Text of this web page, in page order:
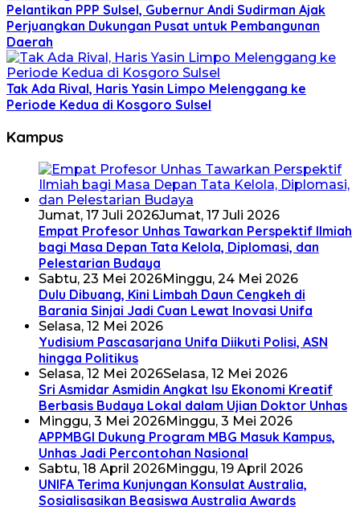
Pelantikan PPP Sulsel, Gubernur Andi Sudirman Ajak
Perjuangkan Dukungan Pusat untuk Pembangunan
Daerah
Tak Ada Rival, Haris Yasin Limpo Melenggang ke
Periode Kedua di Kosgoro Sulsel
Kampus
Jumat, 17 Juli 2026Jumat, 17 Juli 2026
Empat Profesor Unhas Tawarkan Perspektif Ilmiah
bagi Masa Depan Tata Kelola, Diplomasi, dan
Pelestarian Budaya
Sabtu, 23 Mei 2026Minggu, 24 Mei 2026
Dulu Dibuang, Kini Limbah Daun Cengkeh di
Barania Sinjai Jadi Cuan Lewat Inovasi Unifa
Selasa, 12 Mei 2026
Yudisium Pascasarjana Unifa Diikuti Polisi, ASN
hingga Politikus
Selasa, 12 Mei 2026Selasa, 12 Mei 2026
Sri Asmidar Asmidin Angkat Isu Ekonomi Kreatif
Berbasis Budaya Lokal dalam Ujian Doktor Unhas
Minggu, 3 Mei 2026Minggu, 3 Mei 2026
APPMBGI Dukung Program MBG Masuk Kampus,
Unhas Jadi Percontohan Nasional
Sabtu, 18 April 2026Minggu, 19 April 2026
UNIFA Terima Kunjungan Konsulat Australia,
Sosialisasikan Beasiswa Australia Awards